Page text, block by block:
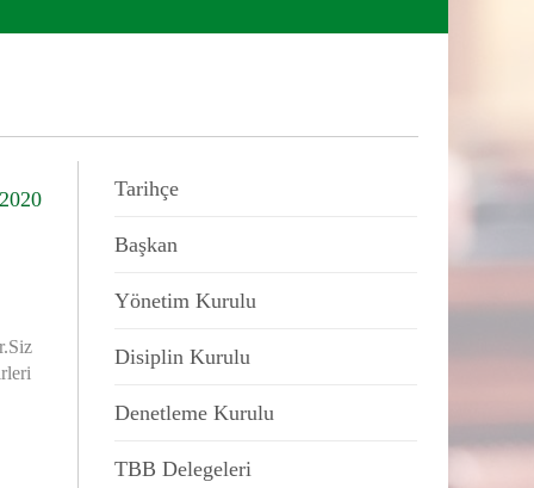
Tarihçe
Başkan
Yönetim Kurulu
Disiplin Kurulu
Denetleme Kurulu
TBB Delegeleri